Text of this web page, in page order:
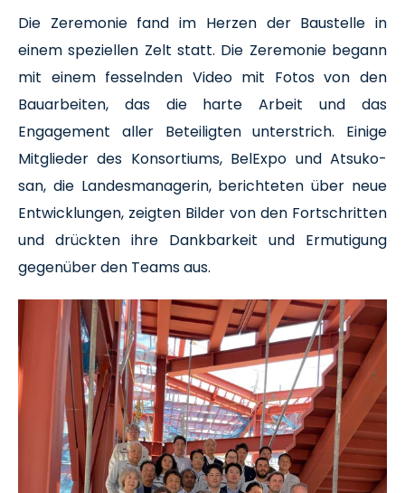
Die Zeremonie fand im Herzen der Baustelle in
einem speziellen Zelt statt. Die Zeremonie begann
mit einem fesselnden Video mit Fotos von den
Bauarbeiten, das die harte Arbeit und das
Engagement aller Beteiligten unterstrich. Einige
Mitglieder des Konsortiums, BelExpo und Atsuko-
san, die Landesmanagerin, berichteten über neue
Entwicklungen, zeigten Bilder von den Fortschritten
und drückten ihre Dankbarkeit und Ermutigung
gegenüber den Teams aus.